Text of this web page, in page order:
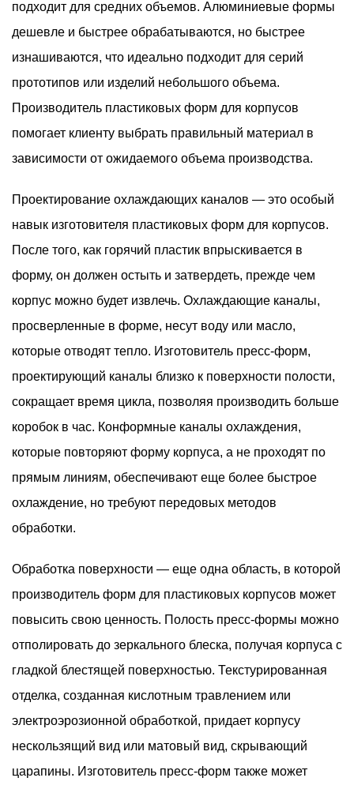
подходит для средних объемов. Алюминиевые формы
дешевле и быстрее обрабатываются, но быстрее
изнашиваются, что идеально подходит для серий
прототипов или изделий небольшого объема.
Производитель пластиковых форм для корпусов
помогает клиенту выбрать правильный материал в
зависимости от ожидаемого объема производства.
Проектирование охлаждающих каналов — это особый
навык изготовителя пластиковых форм для корпусов.
После того, как горячий пластик впрыскивается в
форму, он должен остыть и затвердеть, прежде чем
корпус можно будет извлечь. Охлаждающие каналы,
просверленные в форме, несут воду или масло,
которые отводят тепло. Изготовитель пресс-форм,
проектирующий каналы близко к поверхности полости,
сокращает время цикла, позволяя производить больше
коробок в час. Конформные каналы охлаждения,
которые повторяют форму корпуса, а не проходят по
прямым линиям, обеспечивают еще более быстрое
охлаждение, но требуют передовых методов
обработки.
Обработка поверхности — еще одна область, в которой
производитель форм для пластиковых корпусов может
повысить свою ценность. Полость пресс-формы можно
отполировать до зеркального блеска, получая корпуса с
гладкой блестящей поверхностью. Текстурированная
отделка, созданная кислотным травлением или
электроэрозионной обработкой, придает корпусу
нескользящий вид или матовый вид, скрывающий
царапины. Изготовитель пресс-форм также может